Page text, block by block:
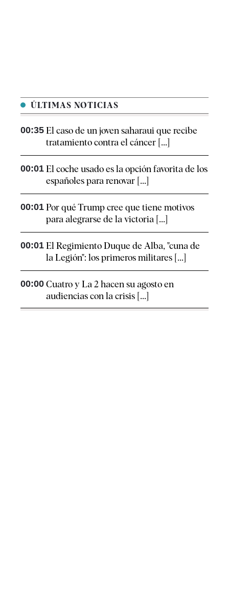
ÚLTIMAS NOTICIAS
00:35 El caso de un joven saharaui que recibe
tratamiento contra el cáncer [...]
00:01 El coche usado es la opción favorita de los
españoles para renovar [...]
00:01 Por qué Trump cree que tiene motivos
para alegrarse de la victoria [...]
00:01 El Regimiento Duque de Alba, "cuna de
la Legión": los primeros militares [...]
00:00 Cuatro y La 2 hacen su agosto en
audiencias con la crisis [...]